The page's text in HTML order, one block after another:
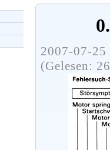
2007-07-
(Gelesen: